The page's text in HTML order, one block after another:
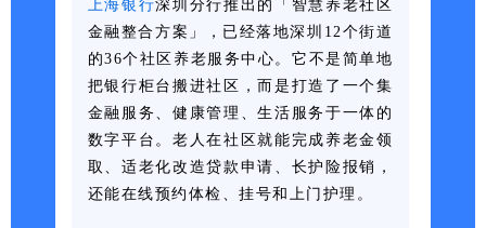
上海银行深圳分行推出的「智慧养老社区
金融整合方案」，已经落地深圳12个街道
的36个社区养老服务中心。它不是简单地
把银行柜台搬进社区，而是打造了一个集
金融服务、健康管理、生活服务于一体的
数字平台。老人在社区就能完成养老金领
取、适老化改造贷款申请、长护险报销，
还能在线预约体检、挂号和上门护理。